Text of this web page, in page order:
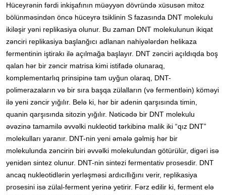
Hüceyrənin fərdi inkişafının müəyyən dövründə xüsusən mitoz
bölünməsindən öncə hüceyrə tsiklinin S fazasında DNT molekulu
ikiləşir yəni replikasiya olunur. Bu zaman DNT molekulunun ikiqat
zənciri replikasiya başlanğıcı adlanan nahiyələrdən helikaza
fermentinin iştirakı ilə açılmağa başlayır. DNT zənciri açıldıqda boş
qalan hər bir zəncir matrisa kimi istifadə olunaraq,
komplementarlıq prinsipinə tam uyğun olaraq, DNT-
polimerazaların və bir sıra başqa zülalların (və fermentləin) köməyi
ilə yeni zəncir yığılır. Belə ki, hər bir adenin qarşısında timin,
quanin qarşısında sitozin yığılır. Nəticədə bir DNT molekulu
əvəzinə tamamilə əvvəlki nukleotid tərkibinə malik iki “qız DNT”
molekulları yaranır. DNT-nin yeni əmələ gəlmiş hər bir
molekulunda zəncirin biri əvvəlki molekulundan götürülür, digəri isə
yenidən sintez olunur. DNT-nin sintezi fermentativ prosesdir. DNT
ancaq nukleotidlərin yerləşməsi ardıcıllığını verir, replikasiya
prosesini isə zülal-ferment yerinə yetirir. Fərz edilir ki, ferment elə